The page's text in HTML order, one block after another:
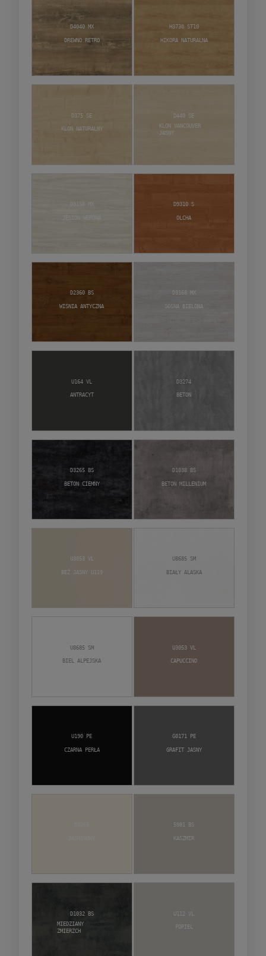
Drewno retro
D4040 MX
Hikora naturalna
H3730 ST10
Klon naturalny
D375 SE
Klon Vancouver
jasny
D440 SE
Jesion Werona
D3158 MX
Olcha
D9310 S
Wiśnia Antyczna
D2360 BS
Sosna Bielona
D3168 MX
Antracyt
U164 VL
Beton
D3274
Beton Ciemny
D3265 BS
Beton Millenium
D1038 BS
Beż Jasny U119
U3053 VL
Biały Alaska
U8685 SM
Biel alpejska
U8685 SM
Capuccino
U3053 VL
Czarna Perła
U190 PE
Grafit jasny
G0171 PE
Kaszmir
5981 BS
Miedziany
zmierzch
D1032 BS
Popiel
U112 VL